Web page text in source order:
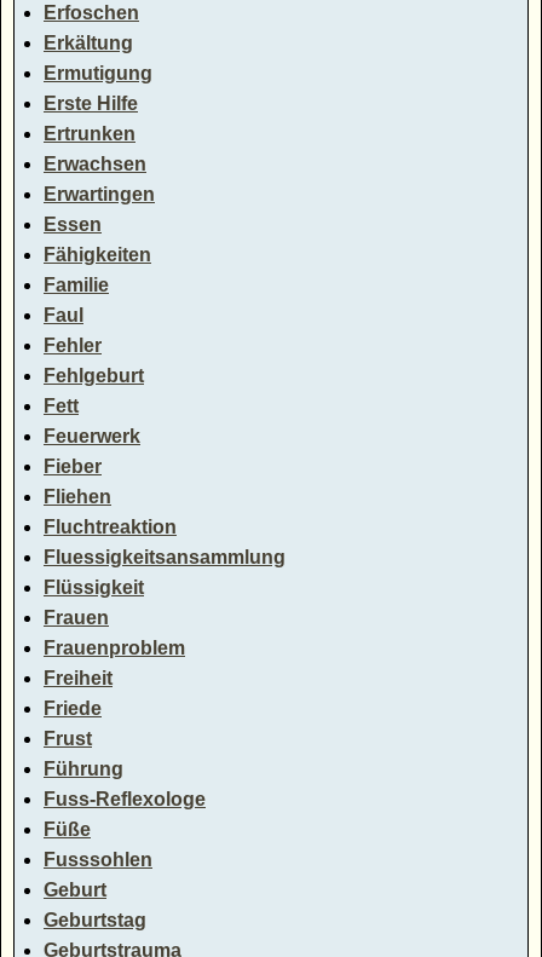
Erfoschen
Erkältung
Ermutigung
Erste Hilfe
Ertrunken
Erwachsen
Erwartingen
Essen
Fähigkeiten
Familie
Faul
Fehler
Fehlgeburt
Fett
Feuerwerk
Fieber
Fliehen
Fluchtreaktion
Fluessigkeitsansammlung
Flüssigkeit
Frauen
Frauenproblem
Freiheit
Friede
Frust
Führung
Fuss-Reflexologe
Füße
Fusssohlen
Geburt
Geburtstag
Geburtstrauma